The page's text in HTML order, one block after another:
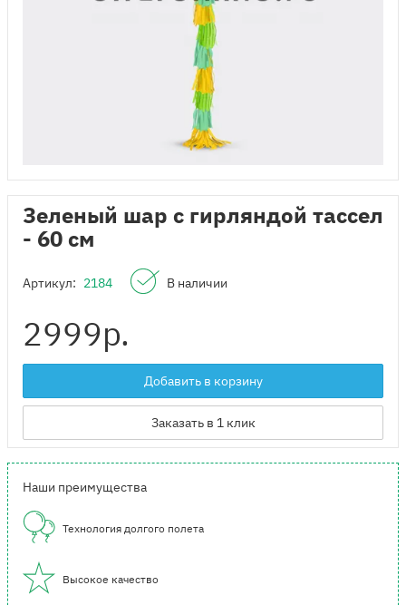
Зеленый шар с гирляндой тассел
- 60 см
Артикул: 2184 В наличии
2999р.
Добавить в корзину
Заказать в 1 клик
Наши преимущества
Технология долгого полета
Высокое качество